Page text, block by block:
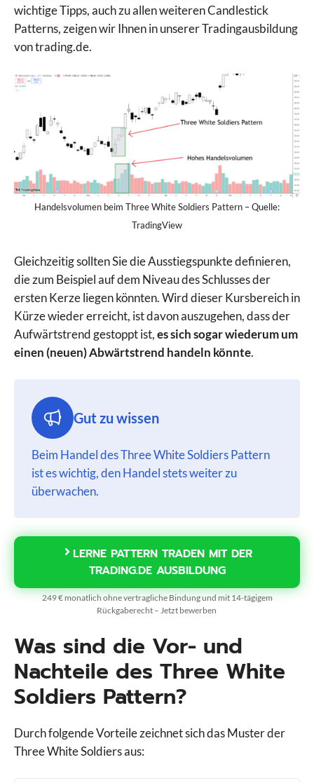
wichtige Tipps, auch zu allen weiteren Candlestick
Patterns, zeigen wir Ihnen in unserer Tradingausbildung
von trading.de.
Handelsvolumen beim Three White Soldiers Pattern – Quelle:
TradingView
Gleichzeitig sollten Sie die Ausstiegspunkte definieren,
die zum Beispiel auf dem Niveau des Schlusses der
ersten Kerze liegen könnten. Wird dieser Kursbereich in
Kürze wieder erreicht, ist davon auszugehen, dass der
Aufwärtstrend gestoppt ist,es sich sogar wiederum um
einen (neuen) Abwärtstrend handeln könnte.
Gut zu wissen
Beim Handel des Three White Soldiers Pattern
ist es wichtig, den Handel stets weiter zu
überwachen.
LERNE PATTERN TRADEN MIT DER
TRADING.DE AUSBILDUNG
249 € monatlich ohne vertragliche Bindung und mit 14-tägigem
Rückgaberecht – Jetzt bewerben
Was sind die Vor- und
Nachteile des Three White
Soldiers Pattern?
Durch folgende Vorteile zeichnet sich das Muster der
Three White Soldiers aus: